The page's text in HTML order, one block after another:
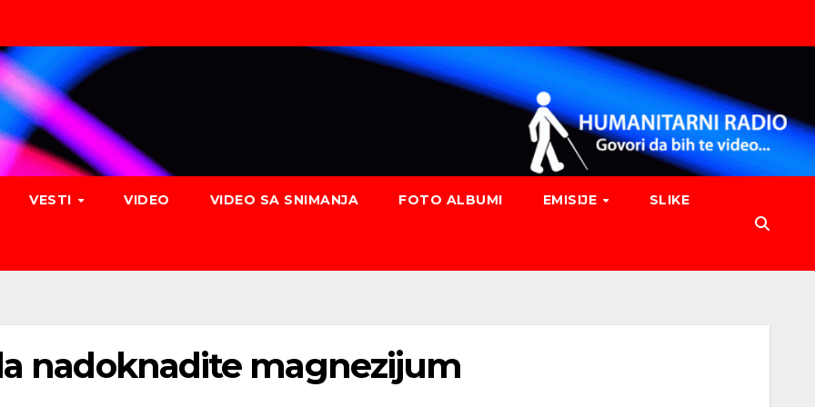
VESTI VIDEO VIDEO SA SNIMANJA FOTO ALBUMI EMISIJE SLIKE
nadoknadite magnezijum